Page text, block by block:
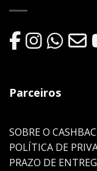
Parceiros
SOBRE O
POLÍTICA DE
PRAZO DE